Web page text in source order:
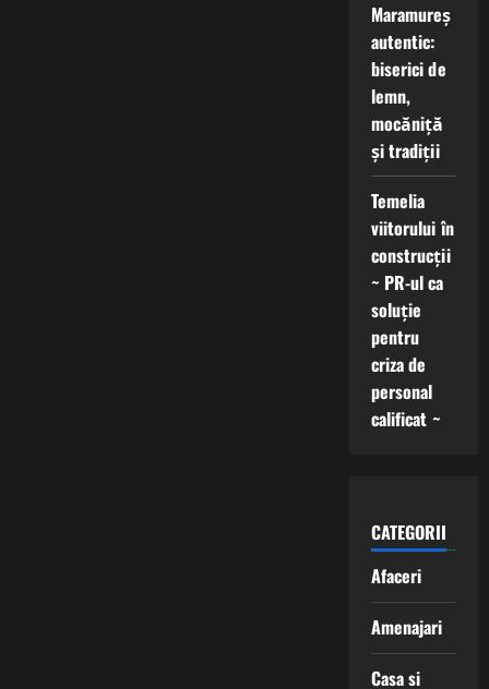
Maramureș
autentic:
biserici de
lemn,
mocăniță
și tradiții
Temelia
viitorului în
construcții
~ PR-ul ca
soluție
pentru
criza de
personal
calificat ~
CATEGORII
Afaceri
Amenajari
Casa si